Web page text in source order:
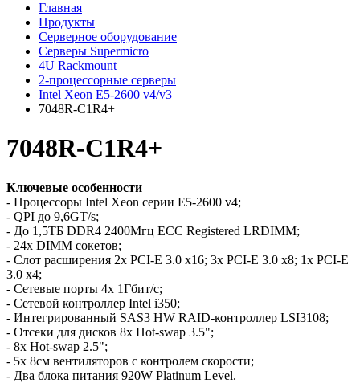
Главная
Продукты
Серверное оборудование
Серверы Supermicro
4U Rackmount
2-процессорные серверы
Intel Xeon E5-2600 v4/v3
7048R-C1R4+
7048R-C1R4+
Ключевые особенности
- Процессоры Intel Xeon серии E5-2600 v4;
- QPI до 9,6GT/s;
- До 1,5TБ DDR4 2400Мгц ECC Registered LRDIMM;
- 24x DIMM сокетов;
- Слот расширения 2x PCI-E 3.0 x16; 3x PCI-E 3.0 x8; 1x PCI-E
3.0 x4;
- Сетевые порты 4x 1Гбит/с;
- Сетевой контроллер Intel i350;
- Интегрированный SAS3 HW RAID-контроллер LSI3108;
- Отсеки для дисков 8x Hot-swap 3.5";
- 8x Hot-swap 2.5";
- 5x 8см вентиляторов с контролем скорости;
- Два блока питания 920W Platinum Level.